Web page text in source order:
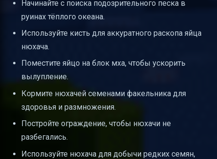
Начинайте с поиска подозрительного песка в
руинах тёплого океана.
Используйте кисть для аккуратного раскопа яйца
нюхача.
Поместите яйцо на блок мха, чтобы ускорить
вылупление.
Кормите нюхачей семенами факельника для
здоровья и размножения.
Постройте ограждение, чтобы нюхачи не
разбегались.
Используйте нюхача для добычи редких семян,